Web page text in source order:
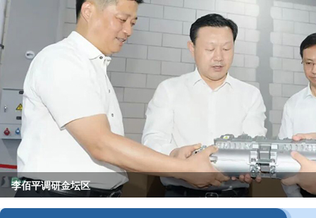
李佰平调研金坛区
李佰平调研统筹发展和安全工作
李佰平调研新北区
李佰平会见中国建设银行江苏省分行行长邹致师
李佰平周伟看望国家最高科学技术奖获得者陈立泉院士
江苏省固态变压器产业联盟在常成立
李佰平调研武进区